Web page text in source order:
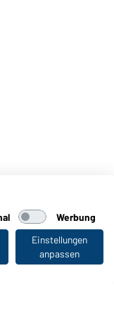
Werbung
Einstellungen
anpassen